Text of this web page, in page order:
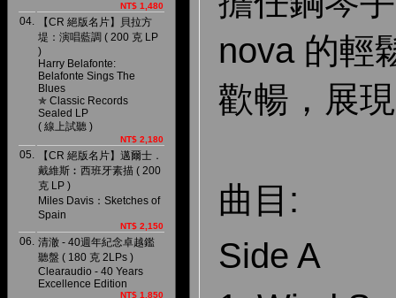
NT$ 1,480
04.
【CR 絕版名片】貝拉方
堤：演唱藍調 ( 200 克 LP
)
Harry Belafonte:
Belafonte Sings The
Blues
✯ Classic Records
Sealed LP
( 線上試聽 )
NT$ 2,180
05.
【CR 絕版名片】邁爾士．
戴維斯︰西班牙素描 ( 200
克 LP )
Miles Davis：Sketches of
Spain
NT$ 2,150
06. 清澈 - 40週年紀念卓越鑑
聽盤 ( 180 克 2LPs )
Clearaudio - 40 Years
Excellence Edition
NT$ 1,850
nova 的輕
歡暢，展
曲目:
Side A